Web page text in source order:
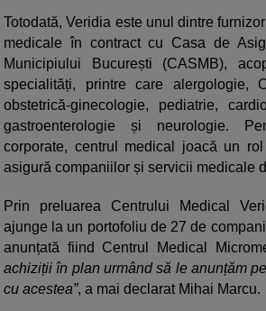
Totodată, Veridia este unul dintre
medicale în contract cu Casa de
Municipiului București (CASMB),
specialități, printre care alergologie,
obstetrică-ginecologie, pediatrie,
gastroenterologie și neurologie.
corporate, centrul medical joacă un
asigură companiilor și servicii medicale
Prin preluarea Centrului Medical
ajunge la un portofoliu de 27 de
anunțată fiind Centrul Medical
achiziții în plan urmând să le anunțăm
cu acestea”, a mai declarat Mihai Marcu.